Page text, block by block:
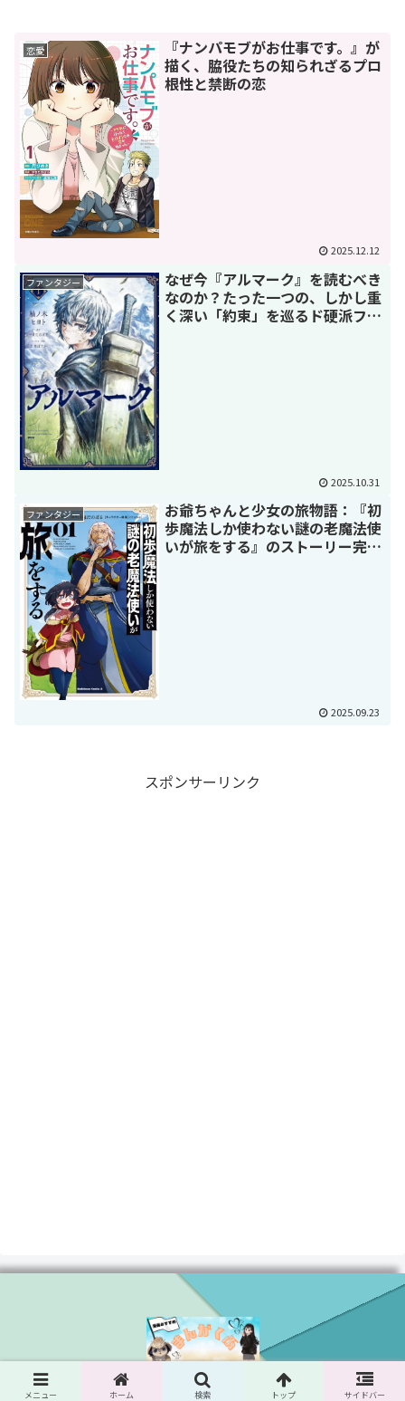
恋愛
『ナンパモブがお仕事です。』が
描く、脇役たちの知られざるプロ
根性と禁断の恋
2025.12.12
ファンタジー
なぜ今『アルマーク』を読むべき
なのか？たった一つの、しかし重
く深い「約束」を巡るド硬派ファ
2025.10.31
ファンタジー
お爺ちゃんと少女の旅物語：『初
歩魔法しか使わない謎の老魔法使
いが旅をする』のストーリー完全
2025.09.23
スポンサーリンク
© 2024 まんがくぶ.
メニュー ホーム 検索 トップ サイドバー